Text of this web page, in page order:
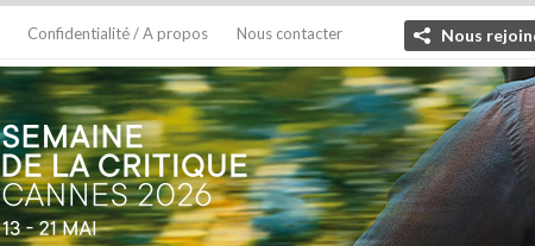
Confidentialité / A propos Nous contacter Nous